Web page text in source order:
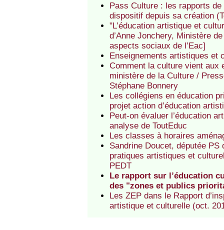
Pass Culture : les rapports
dispositif depuis sa création
"L’éducation artistique et
d’Anne Jonchery, Ministère
aspects sociaux de l’Eac]
Enseignements artistiques et
Comment la culture vient aux
ministère de la Culture /
Stéphane Bonnery
Les collégiens en éducation
projet action d’éducation
Peut-on évaluer l’éducation
analyse de ToutEduc
Les classes à horaires
Sandrine Doucet, députée
pratiques artistiques et
PEDT
Le rapport sur l’éducation
des "zones et publics
Les ZEP dans le Rapport
artistique et culturelle (oct.